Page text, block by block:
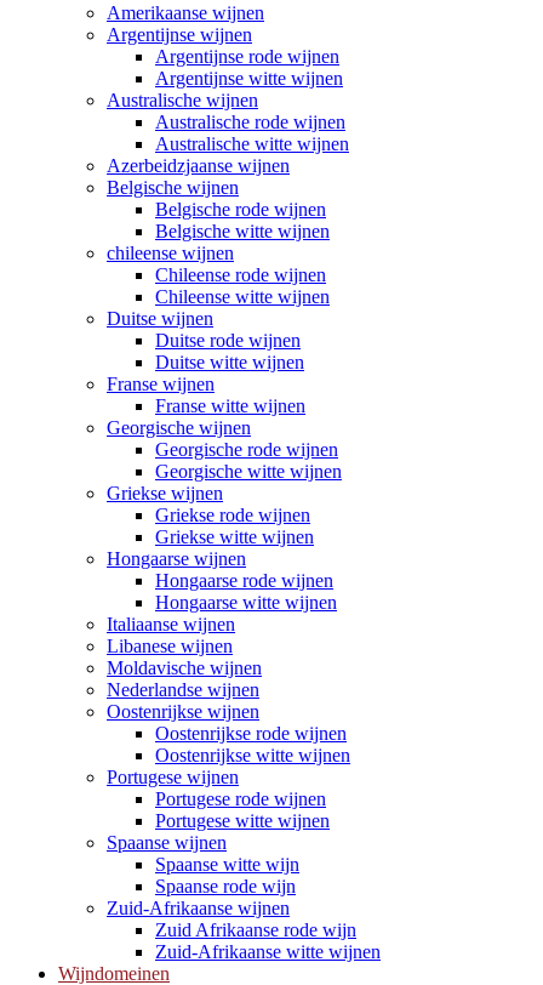
Amerikaanse wijnen
Argentijnse wijnen
Argentijnse rode wijnen
Argentijnse witte wijnen
Australische wijnen
Australische rode wijnen
Australische witte wijnen
Azerbeidzjaanse wijnen
Belgische wijnen
Belgische rode wijnen
Belgische witte wijnen
chileense wijnen
Chileense rode wijnen
Chileense witte wijnen
Duitse wijnen
Duitse rode wijnen
Duitse witte wijnen
Franse wijnen
Franse witte wijnen
Georgische wijnen
Georgische rode wijnen
Georgische witte wijnen
Griekse wijnen
Griekse rode wijnen
Griekse witte wijnen
Hongaarse wijnen
Hongaarse rode wijnen
Hongaarse witte wijnen
Italiaanse wijnen
Libanese wijnen
Moldavische wijnen
Nederlandse wijnen
Oostenrijkse wijnen
Oostenrijkse rode wijnen
Oostenrijkse witte wijnen
Portugese wijnen
Portugese rode wijnen
Portugese witte wijnen
Spaanse wijnen
Spaanse witte wijn
Spaanse rode wijn
Zuid-Afrikaanse wijnen
Zuid Afrikaanse rode wijn
Zuid-Afrikaanse witte wijnen
Wijndomeinen